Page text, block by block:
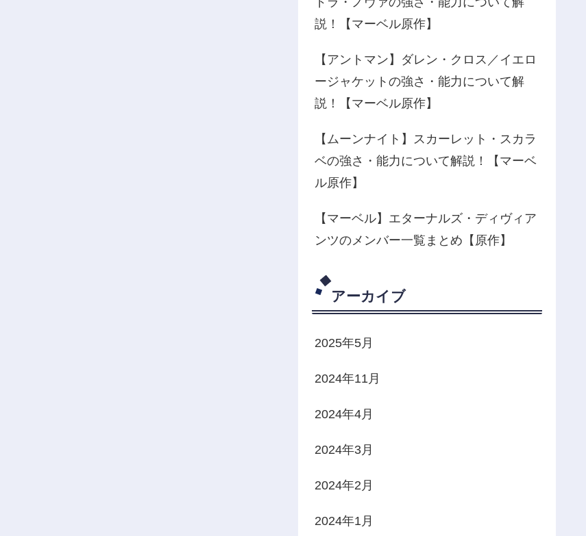
説！【マーベル原作】
【アントマン】ダレン・クロス／イエロ
ージャケットの強さ・能力について解
説！【マーベル原作】
【ムーンナイト】スカーレット・スカラ
ベの強さ・能力について解説！【マーベ
ル原作】
【マーベル】エターナルズ・ディヴィア
ンツのメンバー一覧まとめ【原作】
アーカイブ
2025年5月
2024年11月
2024年4月
2024年3月
2024年2月
2024年1月